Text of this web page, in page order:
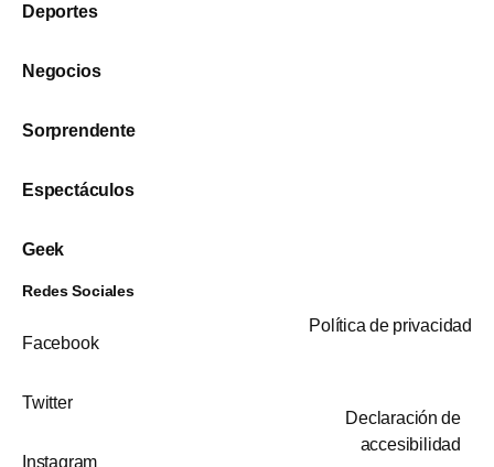
Deportes
Negocios
Sorprendente
Espectáculos
Geek
Redes Sociales
Facebook
Twitter
Instagram
Política de privacidad
Declaración de
accesibilidad